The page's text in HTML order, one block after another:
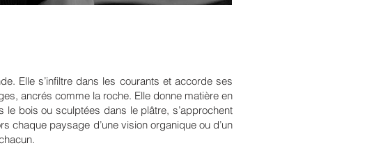
Elle s’infiltre dans les courants et accorde ses
ancrés comme la roche. Elle donne matière en
le bois ou sculptées dans le plâtre, s’approchent
chaque paysage d’une vision organique ou d’un